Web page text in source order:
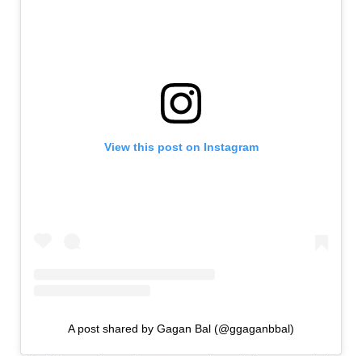
View this post on Instagram
A post shared by Gagan Bal (@ggaganbbal)